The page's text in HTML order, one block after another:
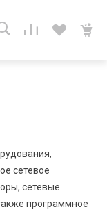
сетевое
сетевые
программное